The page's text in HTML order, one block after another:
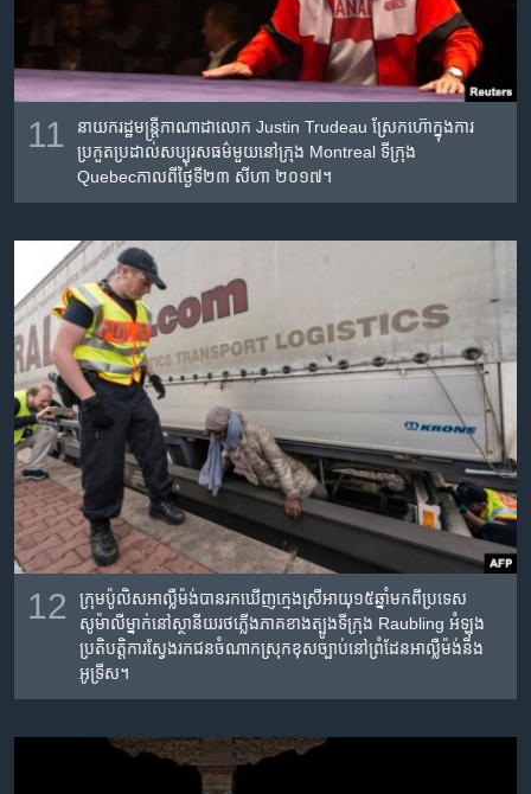
11
នាយករដ្ឋមន្រ្តី​កាណាដា​លោក​ Justin Trudeau ស្រែក​ហ៊ោក្នុង​ការ​
ប្រកួត​ប្រដាល់​សប្បុរស​ធម៌​មួយ​នៅ​ក្រុង​ Montreal ទីក្រុង​
Quebecកាល​ពី​ថ្ងៃទី​២៣ សីហា ២០១៧។
12
ក្រុម​ប៉ូលិស​អាល្លឺម៉ង់​បាន​រក​ឃើញ​ក្មេង​ស្រី​អាយុ​១៥ឆ្នាំ​មកពី​ប្រទេស​
សូម៉ាលី​ម្នាក់​នៅ​ស្ថានីយ​រថភ្លើង​ភាគ​ខាងត្បូង​ទីក្រុង​ Raubling អំឡុង​
ប្រតិបត្តិការ​ស្វែង​រក​ជនចំណាកស្រុក​ខុស​ច្បាប់​នៅ​ព្រំដែន​អាល្លឺម៉ង់​និង​
អូទ្រីស។